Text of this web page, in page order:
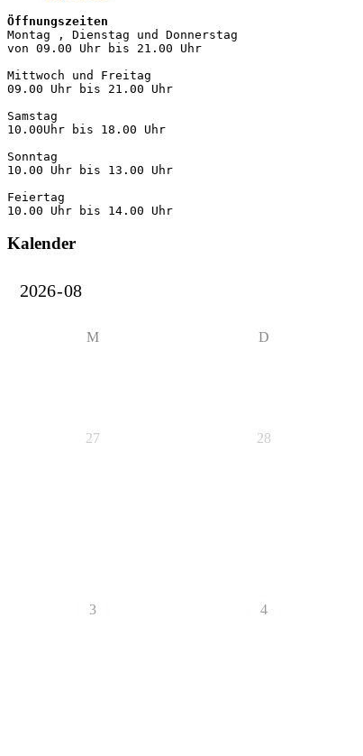
Öffnungszeiten
Montag , Dienstag und Donnerstag
von 09.00 Uhr bis 21.00 Uhr
Mittwoch und Freitag
09.00 Uhr bis 21.00 Uhr
Samstag
10.00Uhr bis 18.00 Uhr
Sonntag
10.00 Uhr bis 13.00 Uhr
Feiertag
10.00 Uhr bis 14.00 Uhr
Kalender
M D
27 28
3 4